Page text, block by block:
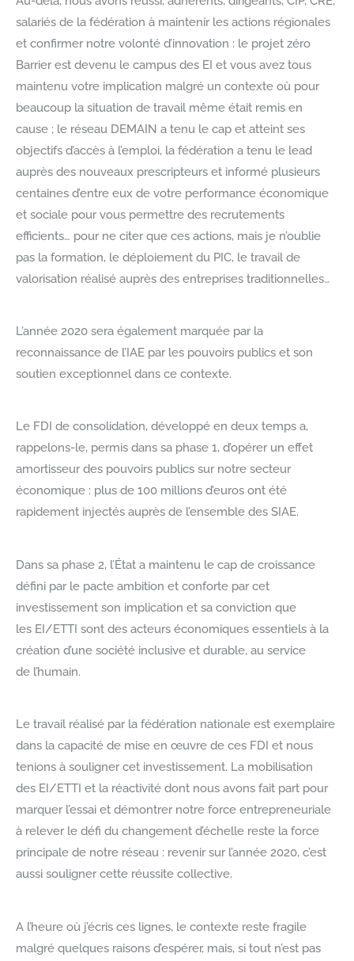
salariés de la fédération à maintenir les actions régionales
et confirmer notre volonté d’innovation : le projet zéro
Barrier est devenu le campus des EI et vous avez tous
maintenu votre implication malgré un contexte où pour
beaucoup la situation de travail même était remis en
cause ; le réseau DEMAIN a tenu le cap et atteint ses
objectifs d’accès à l’emploi, la fédération a tenu le lead
auprès des nouveaux prescripteurs et informé plusieurs
centaines d’entre eux de votre performance économique
et sociale pour vous permettre des recrutements
efficients… pour ne citer que ces actions, mais je n’oublie
pas la formation, le déploiement du PIC, le travail de
valorisation réalisé auprès des entreprises traditionnelles…
L’année 2020 sera également marquée par la
reconnaissance de l’IAE par les pouvoirs publics et son
soutien exceptionnel dans ce contexte.
Le FDI de consolidation, développé en deux temps a,
rappelons-le, permis dans sa phase 1, d’opérer un effet
amortisseur des pouvoirs publics sur notre secteur
économique : plus de 100 millions d’euros ont été
rapidement injectés auprès de l’ensemble des SIAE.
Dans sa phase 2, l’État a maintenu le cap de croissance
défini par le pacte ambition et conforte par cet
investissement son implication et sa conviction que
les EI/ETTI sont des acteurs économiques essentiels à la
création d’une société inclusive et durable, au service
de l’humain.
Le travail réalisé par la fédération nationale est exemplaire
dans la capacité de mise en œuvre de ces FDI et nous
tenions à souligner cet investissement. La mobilisation
des EI/ETTI et la réactivité dont nous avons fait part pour
marquer l’essai et démontrer notre force entrepreneuriale
à relever le défi du changement d’échelle reste la force
principale de notre réseau : revenir sur l’année 2020, c’est
aussi souligner cette réussite collective.
A l’heure où j’écris ces lignes, le contexte reste fragile
malgré quelques raisons d’espérer, mais, si tout n’est pas